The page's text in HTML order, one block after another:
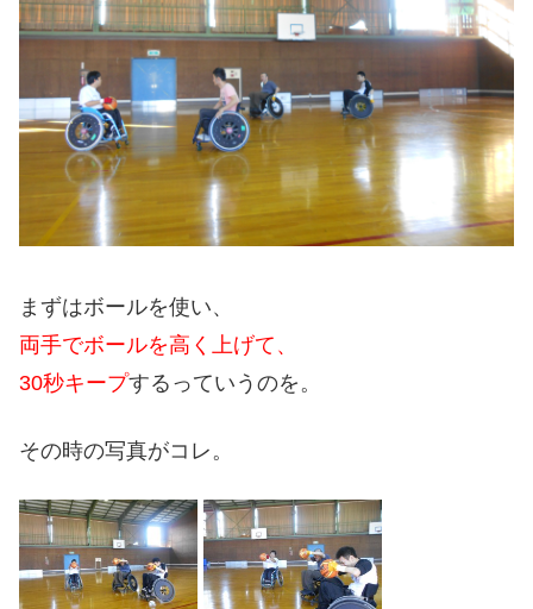
まずはボールを使い、
両手でボールを高く上げて、
30秒キープするっていうのを。
その時の写真がコレ。